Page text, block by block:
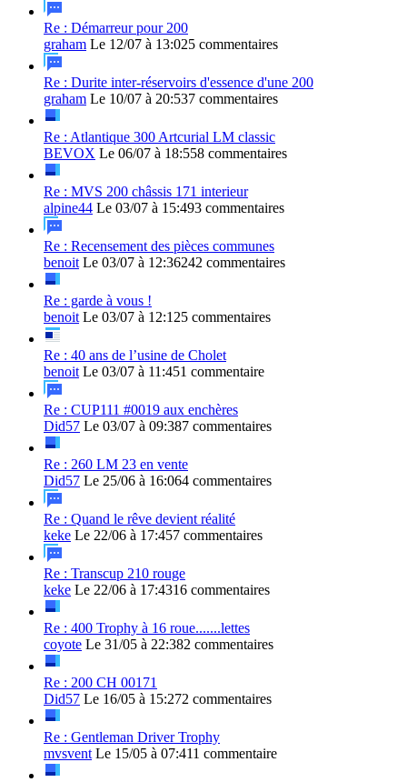
Re : Démarreur pour 200
graham Le 12/07 à 13:025 commentaires
Re : Durite inter-réservoirs d'essence d'une 200
graham Le 10/07 à 20:537 commentaires
Re : Atlantique 300 Artcurial LM classic
BEVOX Le 06/07 à 18:558 commentaires
Re : MVS 200 châssis 171 interieur
alpine44 Le 03/07 à 15:493 commentaires
Re : Recensement des pièces communes
benoit Le 03/07 à 12:36242 commentaires
Re : garde à vous !
benoit Le 03/07 à 12:125 commentaires
Re : 40 ans de l’usine de Cholet
benoit Le 03/07 à 11:451 commentaire
Re : CUP111 #0019 aux enchères
Did57 Le 03/07 à 09:387 commentaires
Re : 260 LM 23 en vente
Did57 Le 25/06 à 16:064 commentaires
Re : Quand le rêve devient réalité
keke Le 22/06 à 17:457 commentaires
Re : Transcup 210 rouge
keke Le 22/06 à 17:4316 commentaires
Re : 400 Trophy à 16 roue.......lettes
coyote Le 31/05 à 22:382 commentaires
Re : 200 CH 00171
Did57 Le 16/05 à 15:272 commentaires
Re : Gentleman Driver Trophy
mvsvent Le 15/05 à 07:411 commentaire